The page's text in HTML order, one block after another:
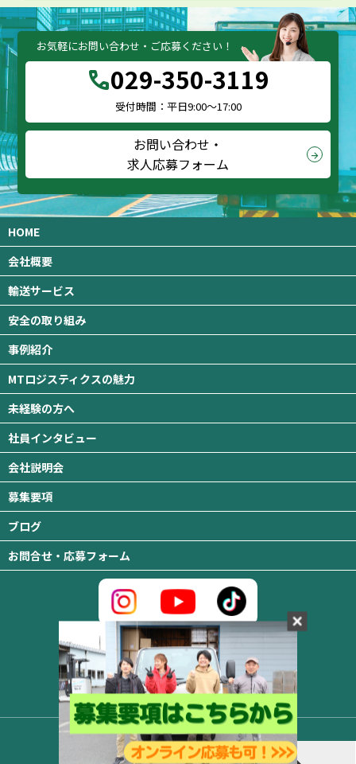
お気軽にお問い合わせ・ご応募ください！
call029-350-3119
受付時間：平日9:00～17:00
お問い合わせ・
求人応募フォーム
arrow_forward
HOME
会社概要
輸送サービス
安全の取り組み
事例紹介
MTロジスティクスの魅力
未経験の方へ
社員インタビュー
会社説明会
募集要項
ブログ
お問合せ・応募フォーム
MTロジスティクス株式会社
〒310-0845 茨城県水戸市吉沢町333番地の2
TEL ：029-350-3119
© 2024 MTロジスティクス Inc.
お問い合わせ